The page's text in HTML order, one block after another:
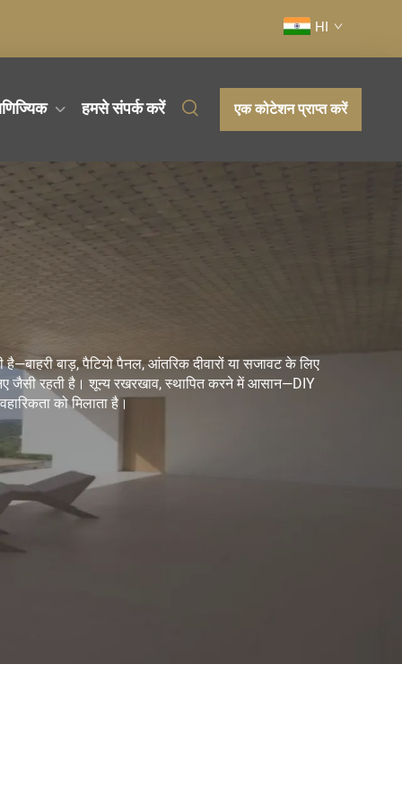
HI
हमसे संपर्क करें एक कोटेशन प्राप्त करें
बाड़, पैटियो पैनल, आंतरिक दीवारों या सजावट के लिए
जैसी रहती है। शून्य रखरखाव, स्थापित करने में आसान—DIY
को मिलाता है।